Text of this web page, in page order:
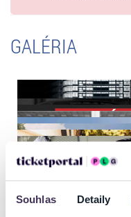
Souhlas Detaily
- OLDTIMERS
- OFF-ROAD
- YOUNGTIMER
- RACE CARS
- SPECIALS
- EXOTIC CARS
- CONCEPT CARS
GALÉRIA